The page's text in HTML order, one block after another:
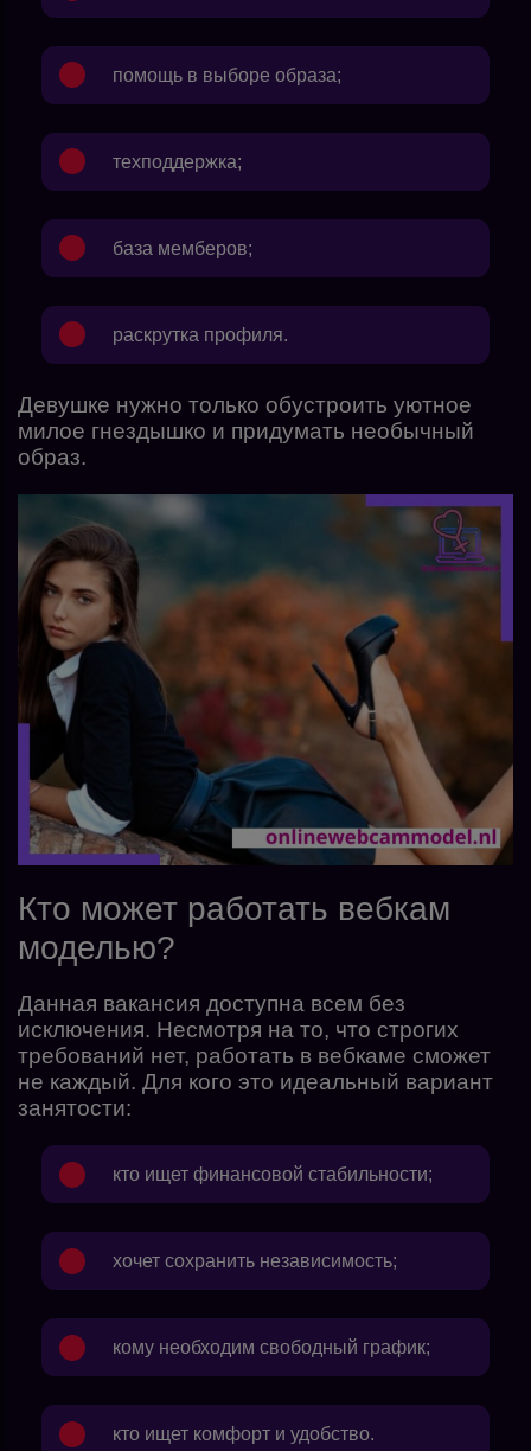
помощь в выборе образа;
техподдержка;
база мемберов;
раскрутка профиля.
Девушке нужно только обустроить уютное
милое гнездышко и придумать необычный
образ.
Кто может работать вебкам
моделью?
Данная вакансия доступна всем без
исключения. Несмотря на то, что строгих
требований нет, работать в вебкаме сможет
не каждый. Для кого это идеальный вариант
занятости:
кто ищет финансовой стабильности;
хочет сохранить независимость;
кому необходим свободный график;
кто ищет комфорт и удобство.